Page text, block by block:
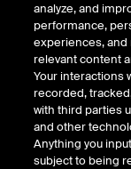
为什么公
案？
ENGLISH
2022年7月
analyze, and
performance,
experiences, and
relevant content
Your interactions
recorded,
with third parties
and other
Anything you
subject to being